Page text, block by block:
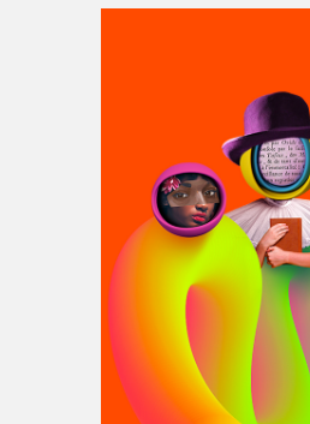
Espace médias